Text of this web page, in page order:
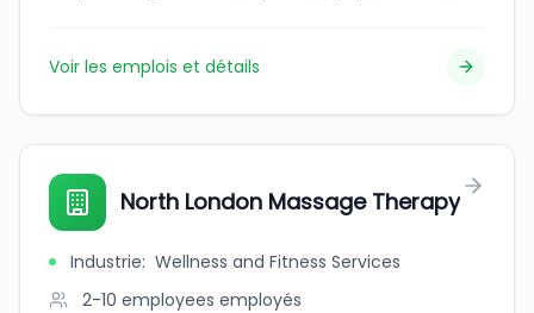
Voir les emplois et détails
North London Massage Therapy
Industrie: Wellness and Fitness Services
2-10 employees employés